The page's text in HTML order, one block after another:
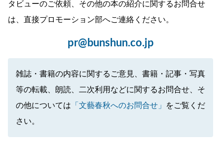
タビューのご依頼、その他の本の紹介に関するお問合せ
は、直接プロモーション部へご連絡ください。
pr@bunshun.co.jp
雑誌・書籍の内容に関するご意見、書籍・記事・写真
等の転載、朗読、二次利用などに関するお問合せ、そ
の他については 「文藝春秋へのお問合せ」
をご覧くだ
さい。